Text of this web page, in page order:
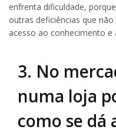
enfrenta dificuldade,
outras deficiências que
acesso ao conhecimento e
3. No
numa loja
como se dá